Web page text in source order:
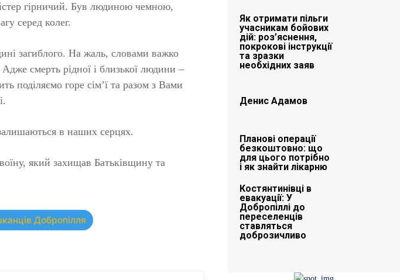
гірничий. Був людиною чемною,
серед колег.
загиблого. На жаль, словами важко
смерть рідної і близької людини –
поділяємо горе сім’ї та разом з Вами
в наших серцях.
який захищав Батьківщину та
Добропілля
Як отримати пільги
учасникам бойових
дій: роз’яснення,
покрокові інструкції
та зразки
необхідних заяв
Денис Адамов
Планові операції
безкоштовно: що
для цього потрібно
і як знайти лікарню
Костянтинівці в
евакуації: У
Добропіллі до
переселенців
ставляться
доброзичливо